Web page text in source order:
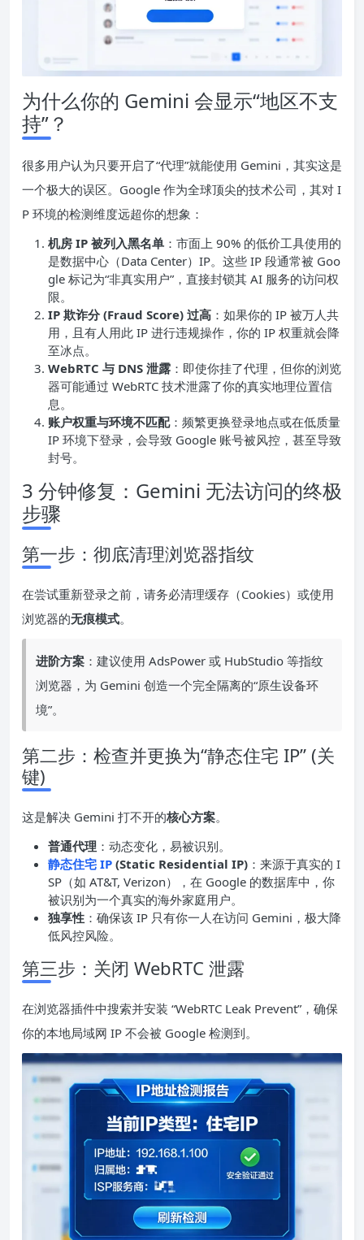
为什么你的 Gemini 会显示“地区不支
持”？
很多用户认为只要开启了“代理”就能使用 Gemini，其实这是
一个极大的误区。Google 作为全球顶尖的技术公司，其对 I
P 环境的检测维度远超你的想象：
机房 IP 被列入黑名单 ：市面上 90% 的低价工具使用的
是数据中心（Data Center）IP。这些 IP 段通常被 Goo
gle 标记为“非真实用户”，直接封锁其 AI 服务的访问权
限。
IP 欺诈分 (Fraud Score) 过高 ：如果你的 IP 被万人共
用，且有人用此 IP 进行违规操作，你的 IP 权重就会降
至冰点。
WebRTC 与 DNS 泄露 ：即使你挂了代理，但你的浏览
器可能通过 WebRTC 技术泄露了你的真实地理位置信
息。
账户权重与环境不匹配：频繁更换登录地点或在低质量
IP 环境下登录，会导致 Google 账号被风控，甚至导致
封号。
3 分钟修复：Gemini 无法访问的终极
步骤
第一步：彻底清理浏览器指纹
在尝试重新登录之前，请务必清理缓存（Cookies）或使用
浏览器的无痕模式。
进阶方案 ：建议使用 AdsPower 或 HubStudio 等指纹
浏览器，为 Gemini 创造一个完全隔离的“原生设备环
境”。
第二步：检查并更换为“静态住宅 IP” (关
键)
这是解决 Gemini 打不开的核心方案。
普通代理 ：动态变化，易被识别。
静态住宅 IP (Static Residential IP) ：来源于真实的 I
SP（如 AT&T, Verizon），在 Google 的数据库中，你
被识别为一个真实的海外家庭用户。
独享性 ：确保该 IP 只有你一人在访问 Gemini，极大降
低风控风险。
第三步：关闭 WebRTC 泄露
在浏览器插件中搜索并安装 “WebRTC Leak Prevent”，确保
你的本地局域网 IP 不会被 Google 检测到。